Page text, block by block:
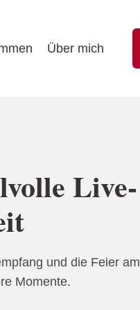
Über mich
Live-
und die Feier am
Momente.